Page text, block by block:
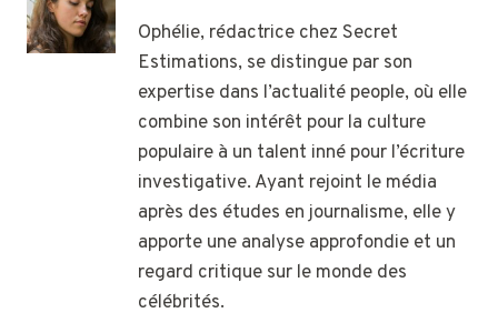
Ophélie, rédactrice chez Secret
Estimations, se distingue par son
expertise dans l’actualité people, où elle
combine son intérêt pour la culture
populaire à un talent inné pour l’écriture
investigative. Ayant rejoint le média
après des études en journalisme, elle y
apporte une analyse approfondie et un
regard critique sur le monde des
célébrités.